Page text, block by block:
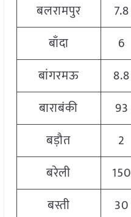
बलरामपुर
7.8
बाँदा
6
बांगरमऊ
8.8
बाराबंकी
93
बड़ौत
2
बरेली
150
बस्ती
30